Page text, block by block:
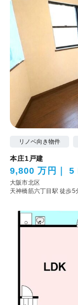
リノベ向き物件
本庄1戸建
9,800 万円 5
大阪市北区
天神橋筋六丁目駅 徒歩5